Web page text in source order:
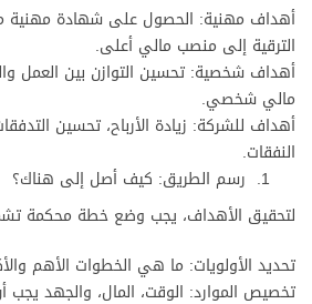
الترقية إلى منصب مالي أعلى.
أهداف شخصية: تحسين التوازن بين العمل
مالي شخصي.
أهداف للشركة: زيادة الأرباح، تحسين
النفقات.
رسم الطريق: كيف أصل إلى هناك؟
لتحقيق الأهداف، يجب وضع خطة محكمة
تحديد الأولويات: ما هي الخطوات الأهم
تخصيص الموارد: الوقت، المال، والجهد